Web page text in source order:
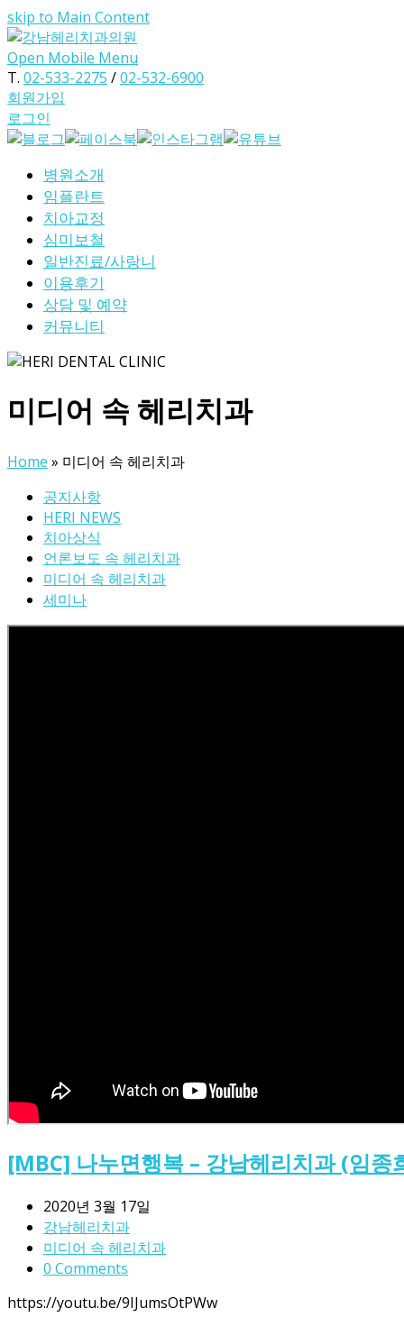
skip to Main Content
Open Mobile Menu
T. 02-533-2275 /02-532-6900
회원가입
로그인
병원소개
임플란트
치아교정
심미보철
일반진료/사랑니
이용후기
상담 및 예약
커뮤니티
미디어 속 헤리치과
Home » 미디어 속 헤리치과
공지사항
HERI NEWS
치아상식
언론보도 속 헤리치과
미디어 속 헤리치과
세미나
[MBC] 나누면행복 – 강남헤리치과 (임종
2020년 3월 17일
강남헤리치과
미디어 속 헤리치과
0 Comments
https://youtu.be/9IJumsOtPWw